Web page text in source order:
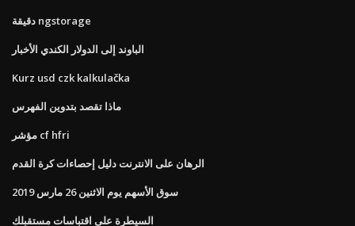
دقيقة ngstorage
الباوند إلى الدولار الكندي الأخبار
Kurz usd czk kalkulačka
ماذا تقصد بتدوين الفهرس
مؤشر cf hfri
الرهان على الانترنت دليل إحصاءات كرة القدم
سوق الأسهم يوم الاثنين 26 مارس 2019
السيطرة على اقتباسات مستقبلك